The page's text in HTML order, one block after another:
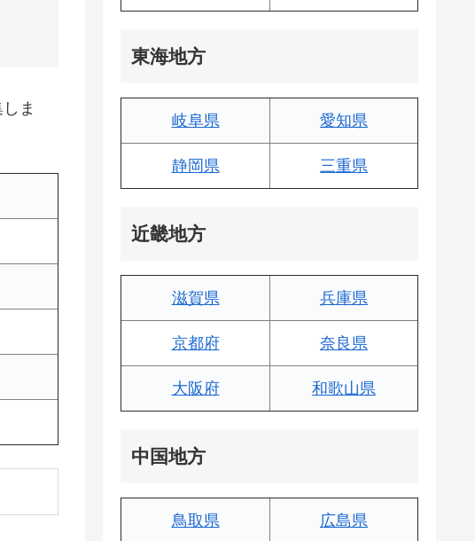
ま
東海地方
岐阜県 愛知県
静岡県 三重県
近畿地方
滋賀県 兵庫県
京都府 奈良県
大阪府 和歌山県
中国地方
鳥取県 広島県